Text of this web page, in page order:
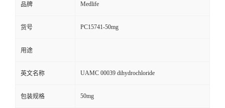
品牌 Medlife
货号 PC15741-50mg
用途
英文名称 UAMC 00039 dihydrochloride
包装规格 50mg